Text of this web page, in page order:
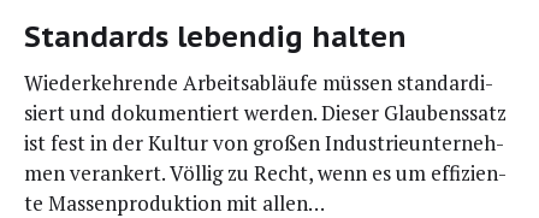
Standards lebendig halten
Wieder­keh­ren­de Arbeits­ab­läu­fe müs­sen stan­dar­di­
siert und doku­men­tiert wer­den. Die­ser Glau­bens­satz
ist fest in der Kul­tur von gro­ßen Indus­trie­un­ter­neh­
men ver­an­kert. Völ­lig zu Recht, wenn es um effi­zi­en­
te Mas­sen­pro­duk­ti­on mit allen…